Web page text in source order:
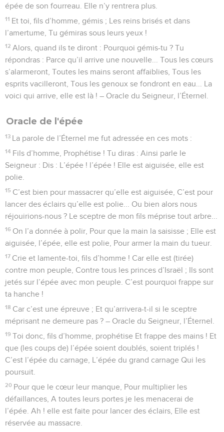
épée de son fourreau. Elle n’y rentrera plus.
11 Et toi, fils d’homme, gémis ; Les reins brisés et dans
l’amertume, Tu gémiras sous leurs yeux !
12 Alors, quand ils te diront : Pourquoi gémis-tu ? Tu
répondras : Parce qu’il arrive une nouvelle... Tous les cœurs
s’alarmeront, Toutes les mains seront affaiblies, Tous les
esprits vacilleront, Tous les genoux se fondront en eau... La
voici qui arrive, elle est là ! – Oracle du Seigneur, l’Éternel.
Oracle de l'épée
13 La parole de l’Éternel me fut adressée en ces mots :
14 Fils d’homme, Prophétise ! Tu diras : Ainsi parle le
Seigneur : Dis : L’épée ! l’épée ! Elle est aiguisée, elle est
polie.
15 C’est bien pour massacrer qu’elle est aiguisée, C’est pour
lancer des éclairs qu’elle est polie... Ou bien alors nous
réjouirions-nous ? Le sceptre de mon fils méprise tout arbre...
16 On l’a donnée à polir, Pour que la main la saisisse ; Elle est
aiguisée, l’épée, elle est polie, Pour armer la main du tueur.
17 Crie et lamente-toi, fils d’homme ! Car elle est (tirée)
contre mon peuple, Contre tous les princes d’Israël ; Ils sont
jetés sur l’épée avec mon peuple. C’est pourquoi frappe sur
ta hanche !
18 Car c’est une épreuve ; Et qu’arrivera-t-il si le sceptre
méprisant ne demeure pas ? – Oracle du Seigneur, l’Éternel.
19 Toi donc, fils d’homme, prophétise Et frappe des mains ! Et
que (les coups de) l’épée soient doublés, soient triplés !
C’est l’épée du carnage, L’épée du grand carnage Qui les
poursuit.
20 Pour que le cœur leur manque, Pour multiplier les
défaillances, A toutes leurs portes je les menacerai de
l’épée. Ah ! elle est faite pour lancer des éclairs, Elle est
réservée au massacre.